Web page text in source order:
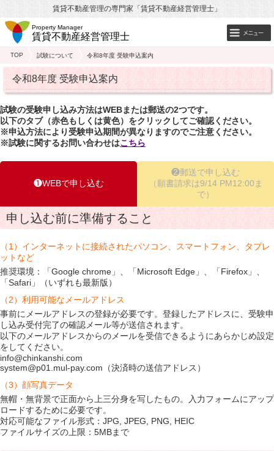
賃貸不動産管理の専門家「賃貸不動産経営管理士」
Property Manager
賃貸不動産経営管理士
TOP 試験について 令和8年度 受験申込案内
令和8年度 受験申込案内
試験の受験申し込み方法はWEBまたは郵送の2つです。
以下のタブ（赤色もしくは黄色）をクリックしてご確認ください。
※申込方法により受験申込期間が異なりますのでご注意ください。
※試験に関するお問い合わせはこちら
❶WEBで申し込む
❷郵送で申し込む
（願書請求は9/14 PM12:00ま
で）
申し込む前に準備すること
（1）インターネットに接続されたパソコン、スマートフォン、タブレ
ットなど​
推奨環境：「Google chrome」、「Microsoft Edge」、「Firefox」、
「Safari」（いずれも最新版）
（2）利用可能なメールアドレス
事前にメールアドレスの登録が必要です。登録したアドレスに、受験申
し込み受付完了の確認メール等が送信されます。
以下のメールアドレスからのメールを受信できるようにあらかじめ設定
をしてください。
info@chinkanshi.com
system@p01.mul-pay.com（決済時の送信アドレス）
（3）顔写真データ
無帽・無背景で正面から上三分身を写したもの。入力フォームにアップ
ロードするために必要です。
対応可能なファイル形式：JPG, JPEG, PNG, HEIC
ファイルサイズの上限：5MBまで